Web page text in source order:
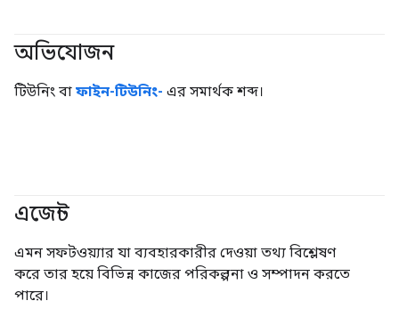
অভিযোজন
টিউনিং বা ফাইন-টিউনিং- এর সমার্থক শব্দ।
এজেন্ট
এমন সফটওয়্যার যা ব্যবহারকারীর দেওয়া তথ্য বিশ্লেষণ
করে তার হয়ে বিভিন্ন কাজের পরিকল্পনা ও সম্পাদন করতে
পারে।